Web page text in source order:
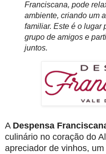
Franciscana, pode
ambiente, criando um
familiar. Este é o lugar
grupo de amigos e
juntos.
A Despensa
culinário no coração do
apreciador de vinhos,